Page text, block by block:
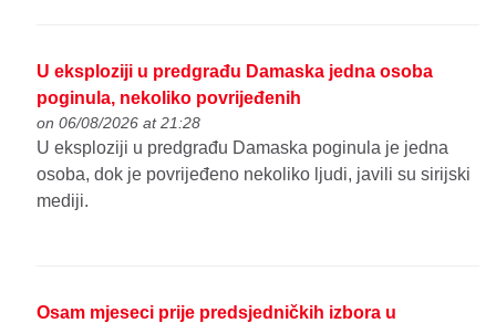
U eksploziji u predgrađu Damaska jedna osoba
poginula, nekoliko povrijeđenih
on 06/08/2026 at 21:28
U eksploziji u predgrađu Damaska poginula je jedna
osoba, dok je povrijeđeno nekoliko ljudi, javili su sirijski
mediji.
Osam mjeseci prije predsjedničkih izbora u